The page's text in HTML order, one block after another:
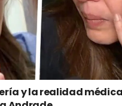
y la realidad